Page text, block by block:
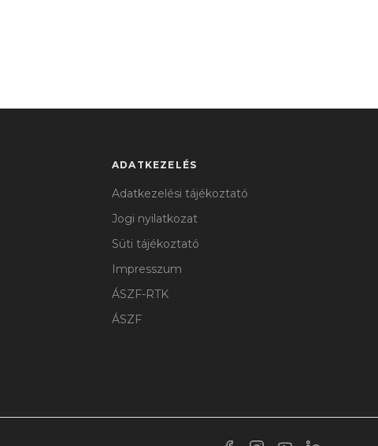
ADATKEZELÉS
Adatkezelési tájékoztató
Jogi nyilatkozat
Süti tájékoztató
Impresszum
ÁSZF-RTK
ÁSZF